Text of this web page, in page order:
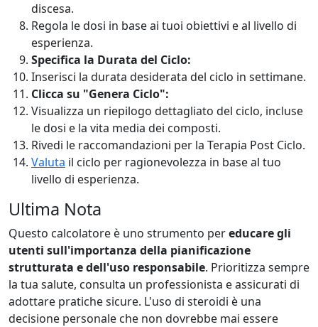
discesa.
Regola le dosi in base ai tuoi obiettivi e al livello di
esperienza.
Specifica la Durata del Ciclo:
Inserisci la durata desiderata del ciclo in settimane.
Clicca su "Genera Ciclo":
Visualizza un riepilogo dettagliato del ciclo, incluse
le dosi e la vita media dei composti.
Rivedi le raccomandazioni per la Terapia Post Ciclo.
Valuta il ciclo per ragionevolezza in base al tuo
livello di esperienza.
Ultima Nota
Questo calcolatore è uno strumento pereducare gli
utenti sull'importanza della pianificazione
strutturata e dell'uso responsabile. Prioritizza sempre
la tua salute, consulta un professionista e assicurati di
adottare pratiche sicure. L'uso di steroidi è una
decisione personale che non dovrebbe mai essere